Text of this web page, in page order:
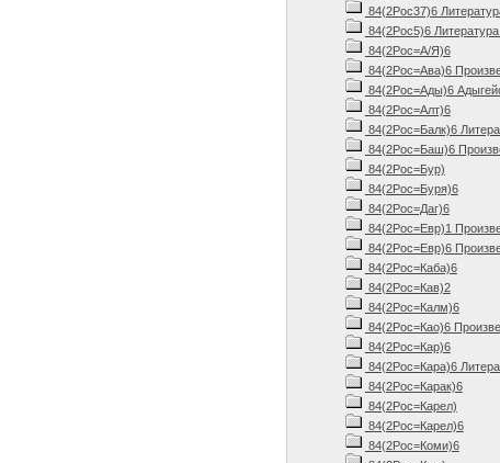
84(2Рос37)6
84(2Рос5)6
84(2Рос=А/Я)6
84(2Рос=Ава)6
84(2Рос=Ады)6
84(2Рос=Алт)6
84(2Рос=Балк)6
84(2Рос=Баш)6
84(2Рос=Бур)
84(2Рос=Буря)6
84(2Рос=Даг)6
84(2Рос=Евр)1
84(2Рос=Евр)6
84(2Рос=Каба)6
84(2Рос=Кав)2
84(2Рос=Калм)6
84(2Рос=Као)6
84(2Рос=Кар)6
84(2Рос=Кара)6
84(2Рос=Карак)6
84(2Рос=Карел)
84(2Рос=Карел)6
84(2Рос=Коми)6